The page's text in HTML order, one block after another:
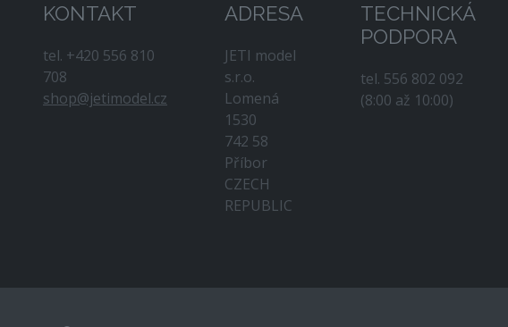
KONTAKT
tel. +420 556 810
708
shop@jetimodel.cz
ADRESA
JETI model
s.r.o.
Lomená
1530
742 58
Příbor
CZECH
REPUBLIC
TECHNICKÁ
PODPORA
tel. 556 802 092
(8:00 až 10:00)